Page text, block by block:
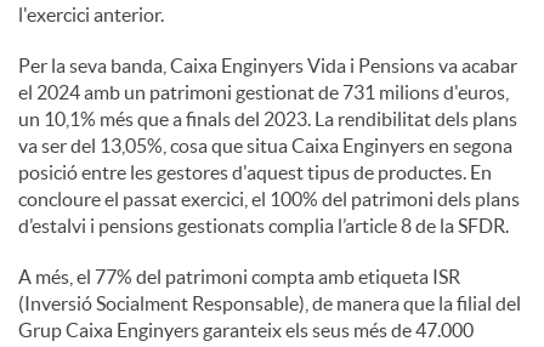
l'exercici anterior.
Per la seva banda, Caixa Enginyers Vida i Pensions va acabar
el 2024 amb un patrimoni gestionat de 731 milions d'euros,
un 10,1% més que a finals del 2023. La rendibilitat dels plans
va ser del 13,05%, cosa que situa Caixa Enginyers en segona
posició entre les gestores d'aquest tipus de productes. En
concloure el passat exercici, el 100% del patrimoni dels plans
d’estalvi i pensions gestionats complia l’article 8 de la SFDR.
A més, el 77% del patrimoni compta amb etiqueta ISR
(Inversió Socialment Responsable), de manera que la filial del
Grup Caixa Enginyers garanteix els seus més de 47.000